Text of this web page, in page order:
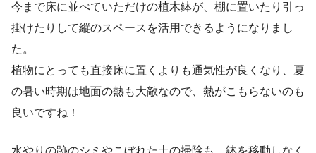
今まで床に並べていただけの植木鉢が、棚に置いたり引っ
掛けたりして縦のスペースを活用できるようになりまし
た。
植物にとっても直接床に置くよりも通気性が良くなり、夏
の暑い時期は地面の熱も大敵なので、熱がこもらないのも
良いですね！